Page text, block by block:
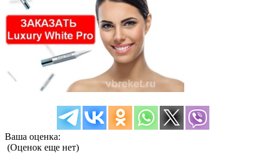
Ваша оценка:
(Оценок еще нет)